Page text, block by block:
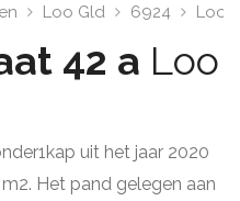
Loo Gld 6924
42 a Loo
uit het jaar 2020
Het pand gelegen aan